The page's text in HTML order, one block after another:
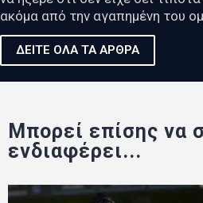
ακόμα από την αγαπημένη του
ΔΕΙΤΕ ΟΛΑ ΤΑ ΑΡΘΡΑ
Μπορεί επίσης να
ενδιαφέρει...